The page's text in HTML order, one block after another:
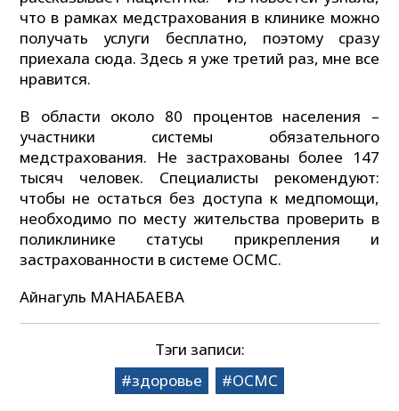
что в рамках медстрахования в клинике можно
получать услуги бесплатно, поэтому сразу
приехала сюда. Здесь я уже третий раз, мне все
нравится.
В области около 80 процентов населения –
участники системы обязательного
медстрахования. Не застрахованы более 147
тысяч человек. Специалисты рекомендуют:
чтобы не остаться без доступа к медпомощи,
необходимо по месту жительства проверить в
поликлинике статусы прикрепления и
застрахованности в системе ОСМС.
Айнагуль МАНАБАЕВА
Тэги записи:
здоровье
ОСМС